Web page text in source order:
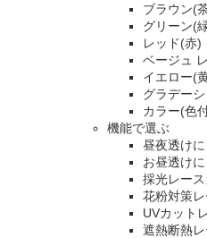
ブラウン(
グリーン(
レッド(赤)
ベージュ
イエロー(
グラデー
カラー(色
機能で選ぶ
昼夜透け
お昼透け
採光レー
花粉対策
UVカット
遮熱断熱